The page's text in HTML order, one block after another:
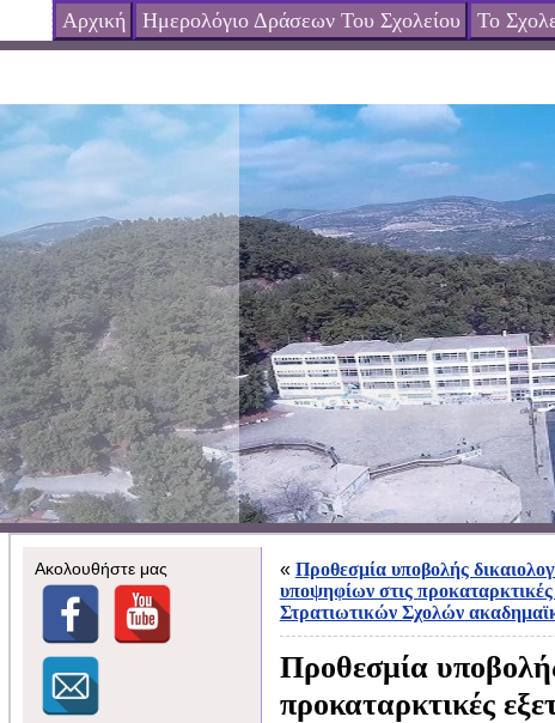
Αρχική Ημερολόγιο Δράσεων Του Σχολείου Το
Ακολουθήστε μας « Προθεσμία υποβολής
υποψηφίων στις προκαταρκτικές
Στρατιωτικών Σχολών
Προθεσμία
προκαταρκτικές